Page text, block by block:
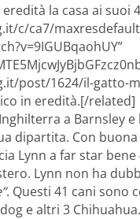
la casa ai suoi
c/ca7/
post/1624/il-gatto-
in eredità.[/related]
a Barnsley
dipartita. Con
Lynn a far star
Lynn non ha
. Questi 41 cani sono
e altri 3 Chihuahua.